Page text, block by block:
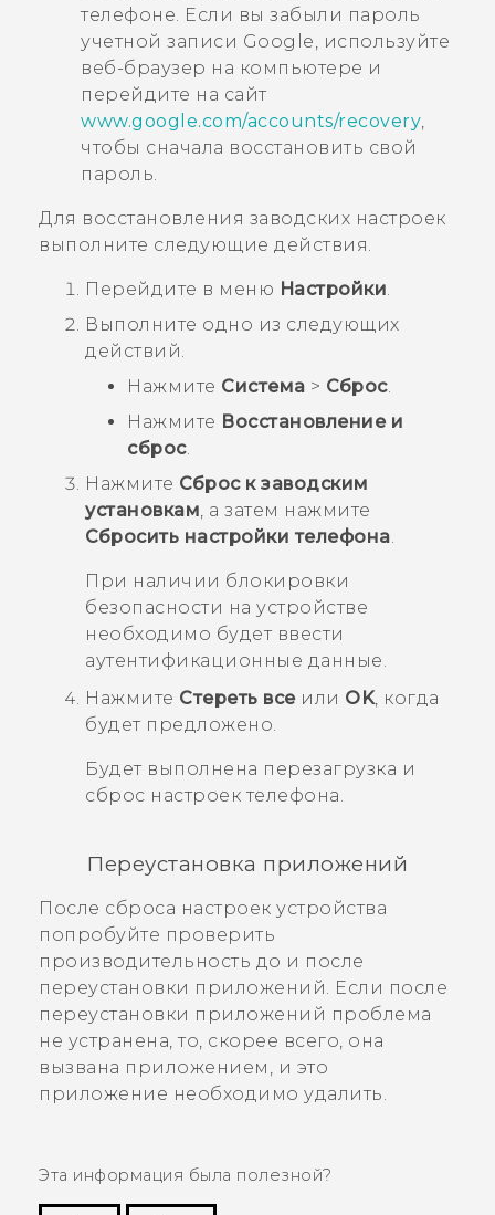
телефоне. Если вы забыли пароль
учетной записи Google , используйте
веб-браузер на компьютере и
перейдите на сайт
www.google.com/accounts/recovery
чтобы сначала восстановить свой
пароль.
Для восстановления заводских настроек
выполните следующие действия.
Перейдите в меню Настройки
Выполните одно из следующих
действий.
Нажмите Система > Сброс.
Нажмите Восстановление и
сброс.
Нажмите Сброс к заводским
установкам , а затем нажмите
Сбросить настройки телефона
При наличии блокировки
безопасности на устройстве
необходимо будет ввести
аутентификационные данные.
Нажмите Стереть всеили OK, когда
будет предложено.
Будет выполнена перезагрузка и
сброс настроек телефона.
Переустановка приложений
После сброса настроек устройства
попробуйте проверить
производительность до и после
переустановки приложений. Если после
переустановки приложений проблема
не устранена, то, скорее всего, она
вызвана приложением, и это
приложение необходимо удалить.
Эта информация была полезной?